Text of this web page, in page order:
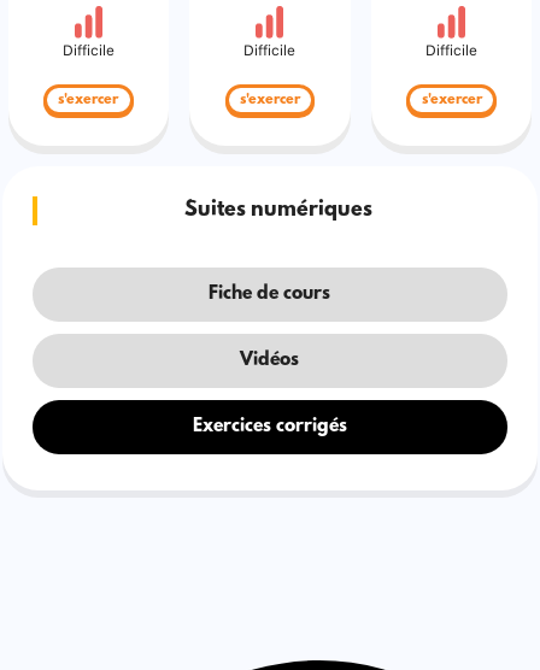
Difficile
s'exercer
Difficile
s'exercer
Difficile
s'exercer
Suites numériques
Fiche de cours
Vidéos
Exercices corrigés